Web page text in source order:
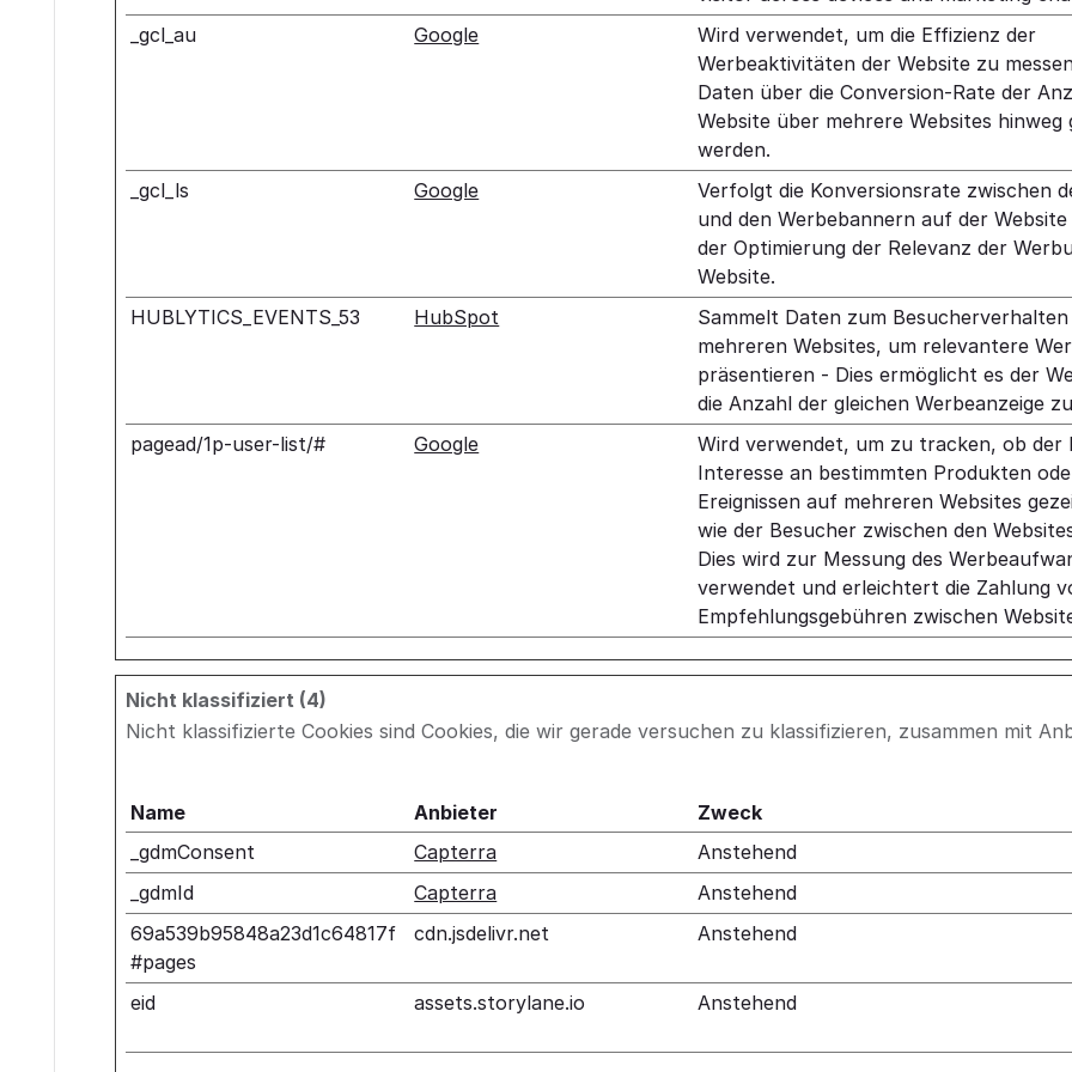
_gcl_au
Google
Wird verwendet, um die Effizienz der
Werbeaktivitäten der Website zu
Daten über die Conversion-Rate der
Website über mehrere Websites hinweg
werden.
_gcl_ls
Google
Verfolgt die Konversionsrate zwischen
und den Werbebannern auf der
der Optimierung der Relevanz der
Website.
HUBLYTICS_EVENTS_53
HubSpot
Sammelt Daten zum
mehreren Websites, um relevantere
präsentieren - Dies ermöglicht es der
die Anzahl der gleichen Werbeanzeige
pagead/1p-user-list/#
Google
Wird verwendet, um zu tracken, ob der
Interesse an bestimmten Produkten
Ereignissen auf mehreren Websites
wie der Besucher zwischen den
Dies wird zur Messung des
verwendet und erleichtert die Zahlung
Empfehlungsgebühren zwischen
Nicht klassifiziert (4)
Nicht klassifizierte Cookies sind Cookies, die wir gerade versuchen zu klassifizieren, zusammen mit
Name Anbieter
Zweck
_gdmConsent
Capterra
Anstehend
_gdmId
Capterra
Anstehend
69a539b95848a23d1c64817f
#pages
cdn.jsdelivr.net Anstehend
eid assets.storylane.io Anstehend